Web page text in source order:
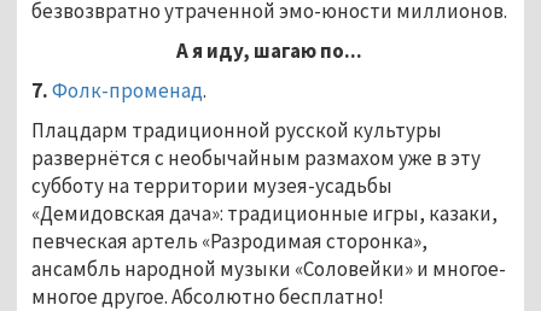
безвозвратно утраченной эмо-юности миллионов.
А я иду, шагаю по...
7.Фолк-променад.
Плацдарм традиционной русской культуры
развернётся с необычайным размахом уже в эту
субботу на территории музея-усадьбы
«Демидовская дача»: традиционные игры, казаки,
певческая артель «Разродимая сторонка»,
ансамбль народной музыки «Соловейки» и многое-
многое другое. Абсолютно бесплатно!